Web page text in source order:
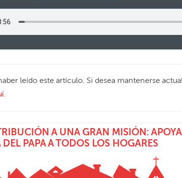
leído este artículo. Si desea mantenerse
.
A UNA GRAN MISIÓN:
DEL PAPA A TODOS LOS HOGARES